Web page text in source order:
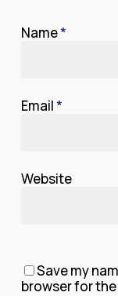
Name*
Email*
Website
Save my
browser for